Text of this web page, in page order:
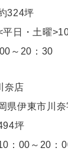
324坪
平日・土曜
～20：30
奈店
県伊東市川
坪
：00～20：